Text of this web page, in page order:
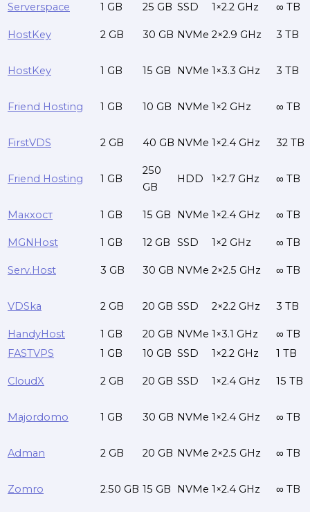
Serverspace
1 GB 25 GB SSD 1×2.2 GHz ∞ TB
HostKey 2 GB 30 GB NVMe 2×2.9 GHz 3 TB
HostKey 1 GB 15 GB NVMe 1×3.3 GHz 3 TB
Friend Hosting 1 GB 10 GB NVMe 1×2 GHz ∞ TB
FirstVDS 2 GB 40 GB NVMe 1×2.4 GHz 32 TB
Friend Hosting 1 GB
250
GB
HDD 1×2.7 GHz ∞ TB
Макхост 1 GB 15 GB NVMe 1×2.4 GHz ∞ TB
MGNHost 1 GB 12 GB SSD 1×2 GHz ∞ TB
Serv.Host 3 GB 30 GB NVMe 2×2.5 GHz ∞ TB
VDSka 2 GB 20 GB SSD 2×2.2 GHz 3 TB
HandyHost 1 GB 20 GB NVMe 1×3.1 GHz
∞ TB
FASTVPS
1 GB 10 GB SSD 1×2.2 GHz 1 TB
CloudX 2 GB 20 GB SSD 1×2.4 GHz 15 TB
Majordomo 1 GB 30 GB NVMe 1×2.4 GHz ∞ TB
Adman 2 GB 20 GB NVMe 2×2.5 GHz ∞ TB
Zomro 2.50 GB 15 GB NVMe 1×2.4 GHz ∞ TB